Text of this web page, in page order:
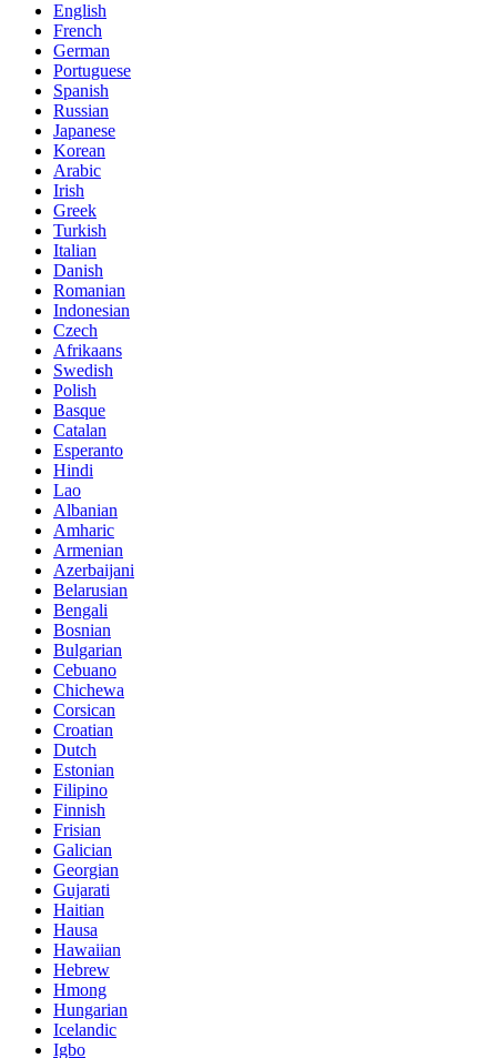
English
French
German
Portuguese
Spanish
Russian
Japanese
Korean
Arabic
Irish
Greek
Turkish
Italian
Danish
Romanian
Indonesian
Czech
Afrikaans
Swedish
Polish
Basque
Catalan
Esperanto
Hindi
Lao
Albanian
Amharic
Armenian
Azerbaijani
Belarusian
Bengali
Bosnian
Bulgarian
Cebuano
Chichewa
Corsican
Croatian
Dutch
Estonian
Filipino
Finnish
Frisian
Galician
Georgian
Gujarati
Haitian
Hausa
Hawaiian
Hebrew
Hmong
Hungarian
Icelandic
Igbo